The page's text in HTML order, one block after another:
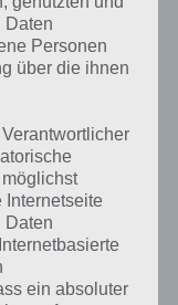
nicht mehr?
man im Kühlschrank
sollte oder ein Wort
so können wir stets
und Sachverhalte
immer mal wieder
Daten
Personen
über die ihnen
Internetseite
Daten
ein absoluter